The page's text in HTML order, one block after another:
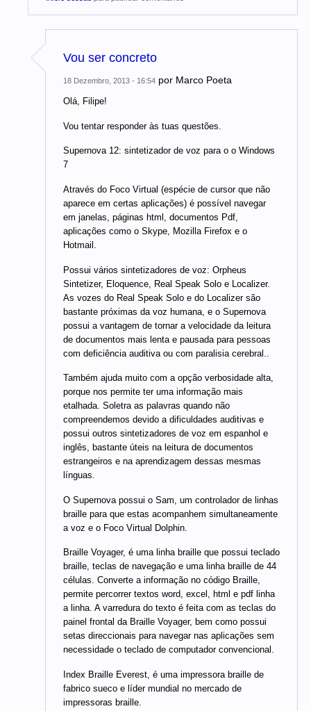
Vou ser concreto
18 Dezembro, 2013 - 16:54 por Marco Poeta
Olá, Filipe!
Vou tentar responder às tuas questões.
Supernova 12: sintetizador de voz para o o Windows
7
Através do Foco Virtual (espécie de cursor que não
aparece em certas aplicações) é possível navegar
em janelas, páginas html, documentos Pdf,
aplicações como o Skype, Mozilla Firefox e o
Hotmail.
Possui vários sintetizadores de voz: Orpheus
Sintetizer, Eloquence, Real Speak Solo e Localizer.
As vozes do Real Speak Solo e do Localizer são
bastante próximas da voz humana, e o Supernova
possui a vantagem de tornar a velocidade da leitura
de documentos mais lenta e pausada para pessoas
com deficiência auditiva ou com paralisia cerebral..
Também ajuda muito com a opção verbosidade alta,
porque nos permite ter uma informação mais
etalhada. Soletra as palavras quando não
compreendemos devido a dificuldades auditivas e
possui outros sintetizadores de voz em espanhol e
inglês, bastante úteis na leitura de documentos
estrangeiros e na aprendizagem dessas mesmas
línguas.
O Supernova possui o Sam, um controlador de linhas
braille para que estas acompanhem simultaneamente
a voz e o Foco Virtual Dolphin.
Braille Voyager, é uma linha braille que possui teclado
braille, teclas de navegação e uma linha braille de 44
células. Converte a informação no código Braille,
permite percorrer textos word, excel, html e pdf linha
a linha. A varredura do texto é feita com as teclas do
painel frontal da Braille Voyager, bem como possui
setas direccionais para navegar nas aplicações sem
necessidade o teclado de computador convencional.
Index Braille Everest, é uma impressora braille de
fabrico sueco e líder mundial no mercado de
impressoras braille.